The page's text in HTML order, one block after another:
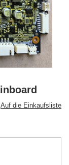
Auf die Einkaufsliste